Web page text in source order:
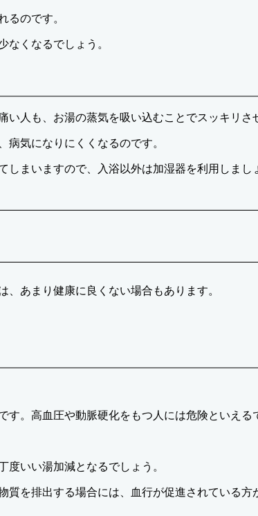
るのです。
なくなるでしょう。
人も、お湯の蒸気を吸い込むことでスッキリさ
気になりにくくなるのです。
まいますので、入浴以外は加湿器を利用しまし
あまり健康に良くない場合もあります。
。高血圧や動脈硬化をもつ人には危険といえる
度いい湯加減となるでしょう。
を排出する場合には、血行が促進されている